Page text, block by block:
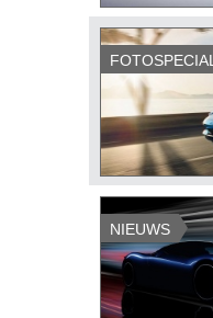
FOTOSPECIAL
NIEUWS